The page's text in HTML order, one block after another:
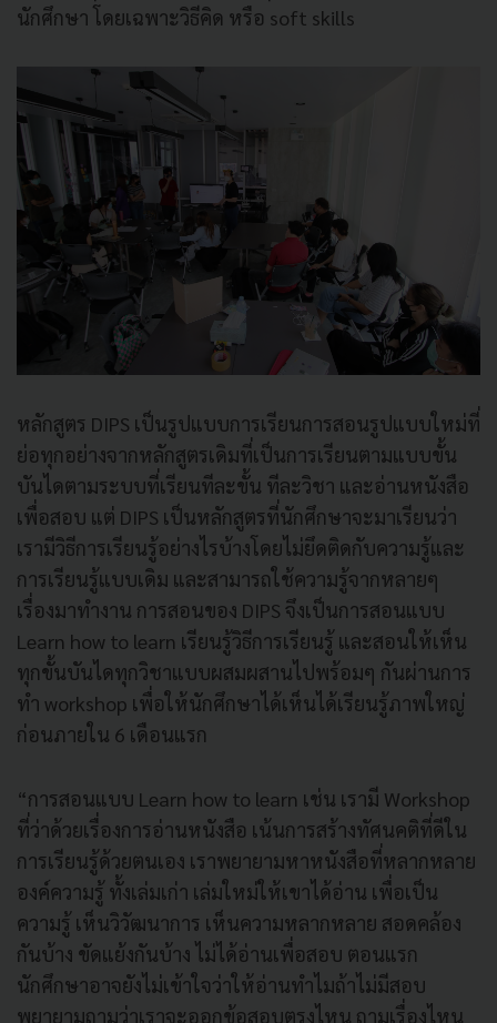
นักศึกษา โดยเฉพาะวิธีคิด หรือ soft skills
หลักสูตร DIPS เป็นรูปแบบการเรียนการสอนรูปแบบใหม่ที่
ย่อทุกอย่างจากหลักสูตรเดิมที่เป็นการเรียนตามแบบขั้น
บันไดตามระบบที่เรียนทีละขั้น ทีละวิชา และอ่านหนังสือ
เพื่อสอบ แต่ DIPS เป็นหลักสูตรที่นักศึกษาจะมาเรียนว่า
เรามีวิธีการเรียนรู้อย่างไรบ้างโดยไม่ยึดติดกับความรู้และ
การเรียนรู้แบบเดิม และสามารถใช้ความรู้จากหลายๆ
เรื่องมาทำงาน การสอนของ DIPS จึงเป็นการสอนแบบ
Learn how to learn เรียนรู้วิธีการเรียนรู้ และสอนให้เห็น
ทุกขั้นบันไดทุกวิชาแบบผสมผสานไปพร้อมๆ กันผ่านการ
ทำ workshop เพื่อให้นักศึกษาได้เห็นได้เรียนรู้ภาพใหญ่
ก่อนภายใน 6 เดือนแรก
“การสอนแบบ Learn how to learn เช่น เรามี Workshop
ที่ว่าด้วยเรื่องการอ่านหนังสือ เน้นการสร้างทัศนคติที่ดีใน
การเรียนรู้ด้วยตนเอง เราพยายามหาหนังสือที่หลากหลาย
องค์ความรู้ ทั้งเล่มเก่า เล่มใหม่ให้เขาได้อ่าน เพื่อเป็น
ความรู้ เห็นวิวัฒนาการ เห็นความหลากหลาย สอดคล้อง
กันบ้าง ขัดแย้งกันบ้าง ไม่ได้อ่านเพื่อสอบ ตอนแรก
นักศึกษาอาจยังไม่เข้าใจว่าให้อ่านทำไมถ้าไม่มีสอบ
พยายามถามว่าเราจะออกข้อสอบตรงไหน ถามเรื่องไหน